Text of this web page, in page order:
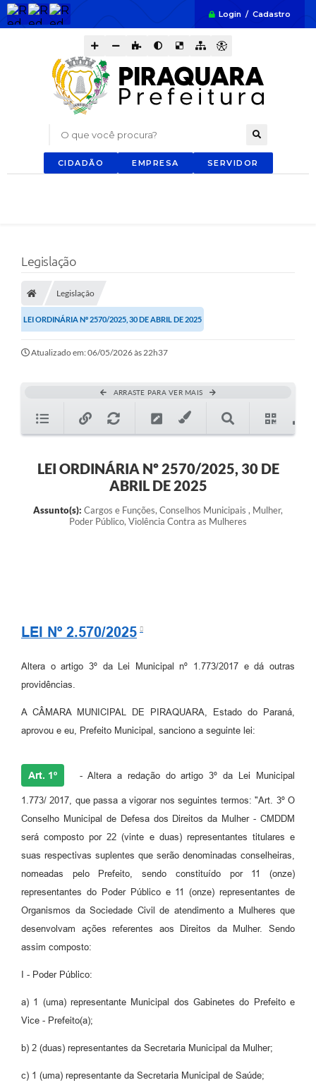
Login / Cadastro
O que você procura?
CIDADÃO EMPRESA SERVIDOR
Legislação
Legislação
LEI ORDINÁRIA Nº 2570/2025, 30 DE ABRIL DE 2025
Atualizado em: 06/05/2026 às 22h37
ARRASTE PARA VER MAIS
LEI ORDINÁRIA Nº 2570/2025, 30 DE
ABRIL DE 2025
Assunto(s): Cargos e Funções, Conselhos Municipais , Mulher,
Poder Público, Violência Contra as Mulheres
LEI Nº 2.570/2025
Altera o artigo 3º da Lei Municipal nº 1.773/2017 e dá outras
providências.
A CÂMARA MUNICIPAL DE PIRAQUARA, Estado do Paraná,
aprovou e eu, Prefeito Municipal, sanciono a seguinte lei:
Art. 1º - Altera a redação do artigo 3º da Lei Municipal
1.773/ 2017, que passa a vigorar nos seguintes termos: "Art. 3º O
Conselho Municipal de Defesa dos Direitos da Mulher - CMDDM
será composto por 22 (vinte e duas) representantes titulares e
suas respectivas suplentes que serão denominadas conselheiras,
nomeadas pelo Prefeito, sendo constituído por 11 (onze)
representantes do Poder Público e 11 (onze) representantes de
Organismos da Sociedade Civil de atendimento a Mulheres que
desenvolvam ações referentes aos Direitos da Mulher. Sendo
assim composto:
I - Poder Público:
a) 1 (uma) representante Municipal dos Gabinetes do Prefeito e
Vice - Prefeito(a);
b) 2 (duas) representantes da Secretaria Municipal da Mulher;
c) 1 (uma) representante da Secretaria Municipal de Saúde;